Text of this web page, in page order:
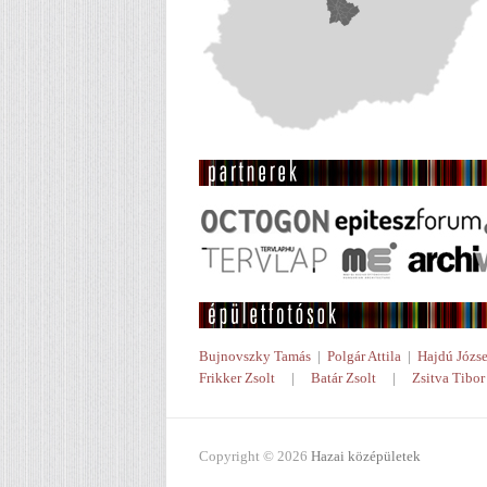
Bujnovszky Tamás | Polgár Attila | Hajdú
Frikker Zsolt | Batár Zsolt | Zsitva Tibor
Copyright © 2026 Hazai középületek